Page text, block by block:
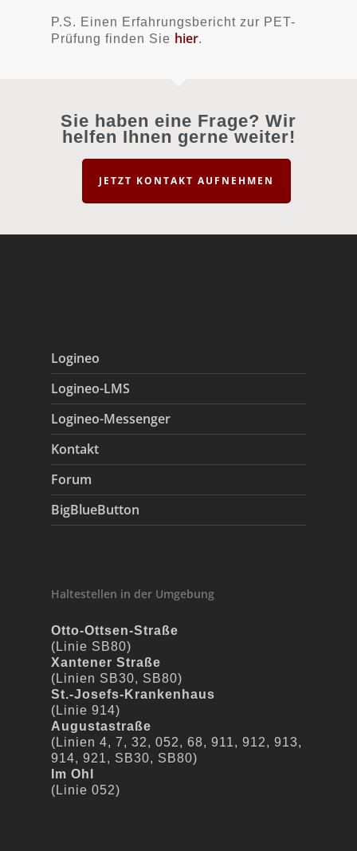
P.S. Einen Erfahrungsbericht zur PET-
Prüfung finden Sie hier.
Sie haben eine Frage? Wir
helfen Ihnen gerne weiter!
JETZT KONTAKT AUFNEHMEN
Logineo
Logineo-LMS
Logineo-Messenger
Kontakt
Forum
BigBlueButton
Haltestellen in der Umgebung
Otto-Ottsen-Straße
(Linie SB80)
Xantener Straße
(Linien SB30, SB80)
St.-Josefs-Krankenhaus
(Linie 914)
Augustastraße
(Linien 4, 7, 32, 052, 68, 911, 912, 913,
914, 921, SB30, SB80)
Im Ohl
(Linie 052)